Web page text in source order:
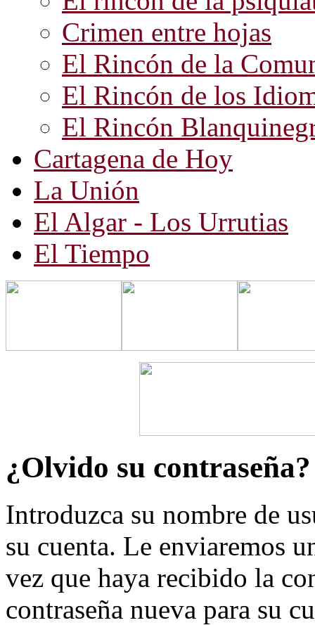
Crimen entre hojas
El Rincón de la
El Rincón de los
El Rincón
Cartagena de Hoy
La Unión
El Algar - Los Urrutias
El Tiempo
¿Olvido su contraseña?
Introduzca su nombre de
su cuenta. Le enviaremos
vez que haya recibido la
contraseña nueva para su